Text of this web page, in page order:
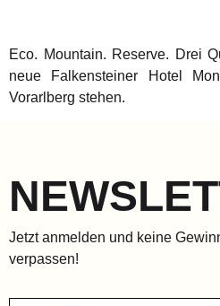
Eco. Mountain. Reserve. Drei
neue Falkensteiner Hotel
Vorarlberg stehen.
Jetzt anmelden und keine
verpassen!